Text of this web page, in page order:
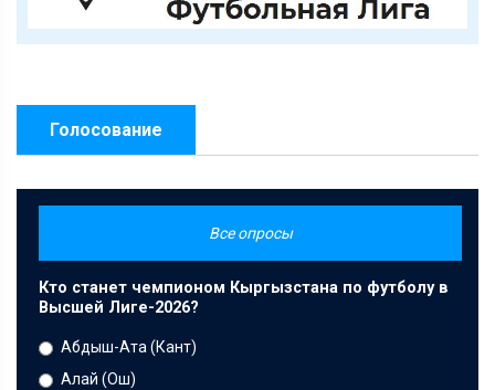
Голосование
Все опросы
Кто станет чемпионом Кыргызстана по футболу в
Высшей Лиге-2026?
Абдыш-Ата (Кант)
Алай (Ош)